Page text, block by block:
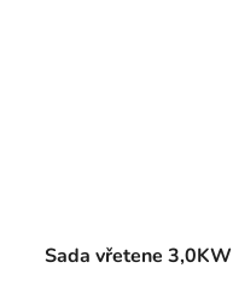
Sada vřetene 3,0KW